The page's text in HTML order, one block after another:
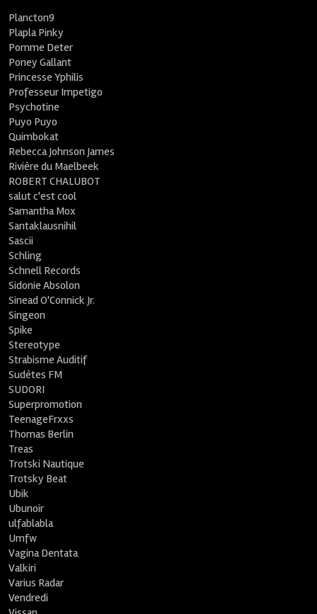
Plancton9
Plapla Pinky
Pomme Deter
Poney Gallant
Princesse Yphilis
Professeur Impetigo
Psychotine
Puyo Puyo
Quimbokat
Rebecca Johnson James
Rivière du Maelbeek
ROBERT CHALUBOT
salut c'est cool
Samantha Mox
Santaklausnihil
Sascii
Schling
Schnell Records
Sidonie Absolon
Sinead O'Connick Jr.
Singeon
Spike
Stereotype
Strabisme Auditif
Sudètes FM
SUDORI
Superpromotion
TeenageFrxxs
Thomas Berlin
Treas
Trotski Nautique
Trotsky Beat
Ubik
Ubunoir
ulfablabla
Umfw
Vagina Dentata
Valkiri
Varius Radar
Vendredi